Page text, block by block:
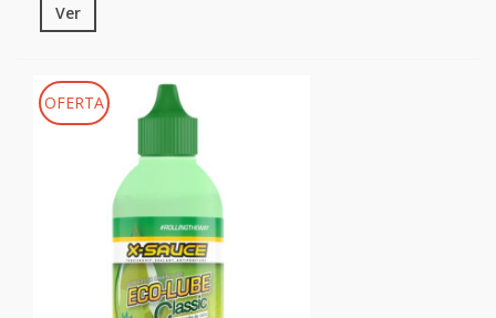
Ver
OFERTA